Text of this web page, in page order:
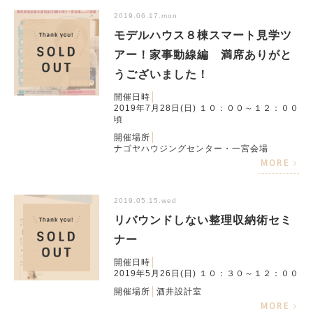
2019.06.17.mon
モデルハウス８棟スマート見学ツ
アー！家事動線編 満席ありがと
うございました！
開催日時
2019年7月28日(日) １０：００～１２：００
頃
開催場所
ナゴヤハウジングセンター・一宮会場
MORE
2019.05.15.wed
リバウンドしない整理収納術セミ
ナー
開催日時
2019年5月26日(日) １０：３０～１２：００
開催場所
酒井設計室
MORE